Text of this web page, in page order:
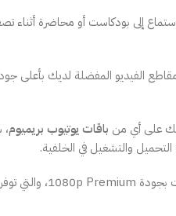
إلى بودكاست أو محاضرة
الفيديو المفضلة لديك بأعلى جودة
على أي من باقات يوتيوب بريميوم
التحميل والتشغيل في الخلفية.